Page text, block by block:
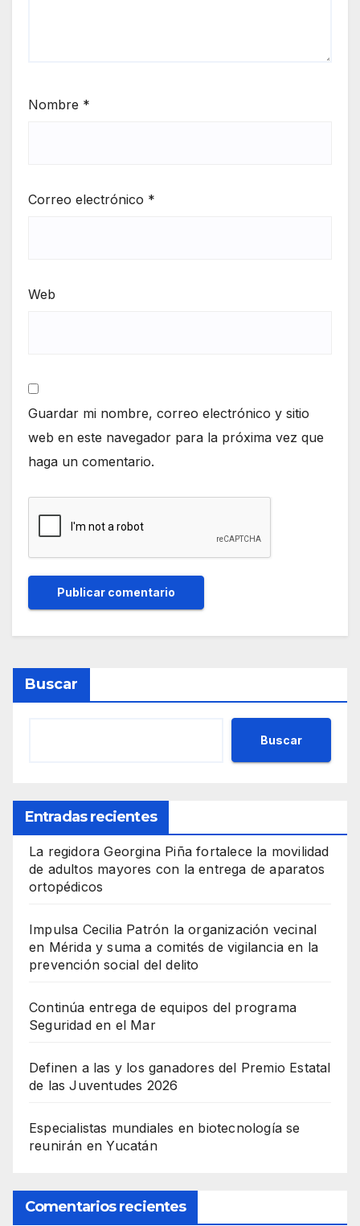
Nombre *
Correo electrónico *
Web
Guardar mi nombre, correo electrónico y sitio
web en este navegador para la próxima vez que
haga un comentario.
Buscar
Buscar
Entradas recientes
La regidora Georgina Piña fortalece la movilidad
de adultos mayores con la entrega de aparatos
ortopédicos
Impulsa Cecilia Patrón la organización vecinal
en Mérida y suma a comités de vigilancia en la
prevención social del delito
Continúa entrega de equipos del programa
Seguridad en el Mar
Definen a las y los ganadores del Premio Estatal
de las Juventudes 2026
Especialistas mundiales en biotecnología se
reunirán en Yucatán
Comentarios recientes